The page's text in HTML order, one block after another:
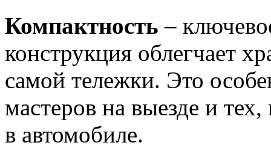
Компактность –
конструкция облегчает
самой тележки. Это
мастеров на выезде и
в автомобиле.